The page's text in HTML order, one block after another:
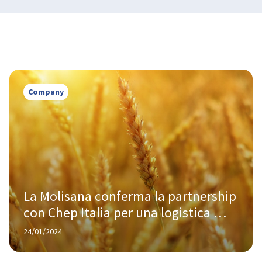
Company
La Molisana conferma la partnership
con Chep Italia per una logistica
sostenibile
24/01/2024